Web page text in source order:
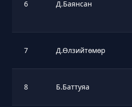
6 Д.Баянсан
7 Д.Өлзийтөмөр
8 Б.Баттуяа